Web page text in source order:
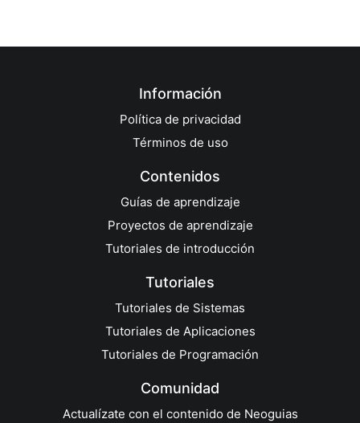
Información
Política de privacidad
Términos de uso
Contenidos
Guías de aprendizaje
Proyectos de aprendizaje
Tutoriales de introducción
Tutoriales
Tutoriales de Sistemas
Tutoriales de Aplicaciones
Tutoriales de Programación
Comunidad
Actualízate con el contenido de Neoguias